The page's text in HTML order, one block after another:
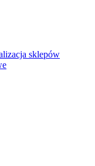
sklepów